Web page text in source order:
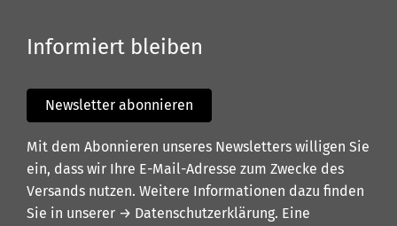
Informiert bleiben
Newsletter abonnieren
Mit dem Abonnieren unseres Newsletters willigen Sie
ein, dass wir Ihre E-Mail-Adresse zum Zwecke des
Versands nutzen. Weitere Informationen dazu finden
Sie in unserer → Datenschutzerklärung. Eine